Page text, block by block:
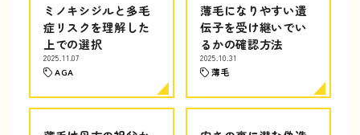
ミノキシジルと多毛
症リスクを理解した
上での選択
2025.11.07
AGA
薄毛になりやすい遺
伝子を受け継いでい
るかの確認方法
2025.10.31
薄毛